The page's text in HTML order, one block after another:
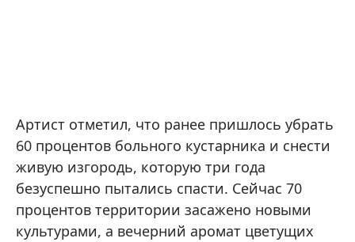
Артист отметил, что ранее пришлось убрать
60 процентов больного кустарника и снести
живую изгородь, которую три года
безуспешно пытались спасти. Сейчас 70
процентов территории засажено новыми
культурами, а вечерний аромат цветущих